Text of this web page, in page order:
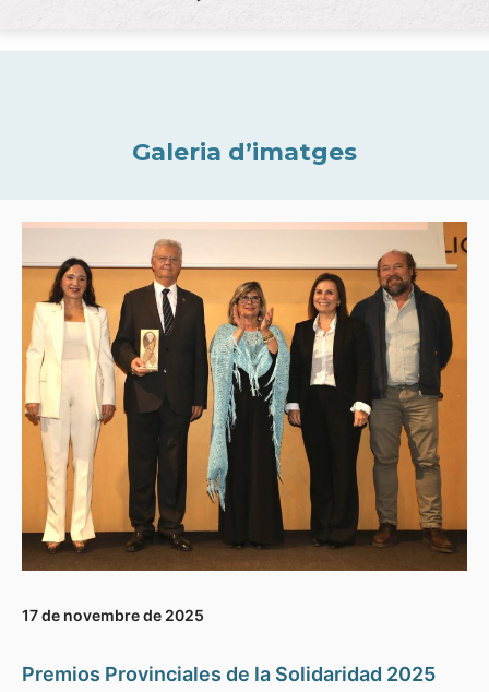
Galeria d’imatges
17 de novembre de 2025
Premios Provinciales de la Solidaridad 2025